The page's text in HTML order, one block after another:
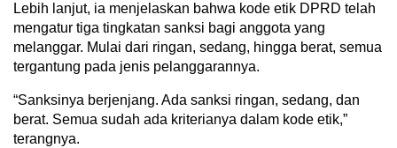
Lebih lanjut, ia menjelaskan bahwa kode etik DPRD telah
mengatur tiga tingkatan sanksi bagi anggota yang
melanggar. Mulai dari ringan, sedang, hingga berat, semua
tergantung pada jenis pelanggarannya.
“Sanksinya berjenjang. Ada sanksi ringan, sedang, dan
berat. Semua sudah ada kriterianya dalam kode etik,”
terangnya.